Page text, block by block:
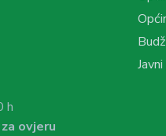
h
ovjeru